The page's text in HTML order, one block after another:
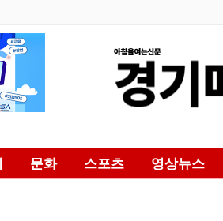
문화 스포츠 영상뉴스